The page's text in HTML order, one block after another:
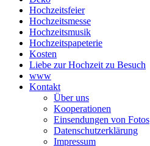
Hochzeitsfeier
Hochzeitsmesse
Hochzeitsmusik
Hochzeitspapeterie
Kosten
Liebe zur Hochzeit zu Besuch
www
Kontakt
Über uns
Kooperationen
Einsendungen von Fotos
Datenschutzerklärung
Impressum